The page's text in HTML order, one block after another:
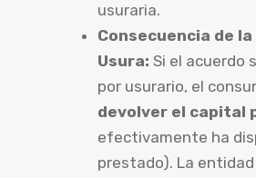
usuraria.
Consecuencia de
Usura: Si el acuerdo
por usurario, el
devolver el capital
efectivamente ha
prestado). La